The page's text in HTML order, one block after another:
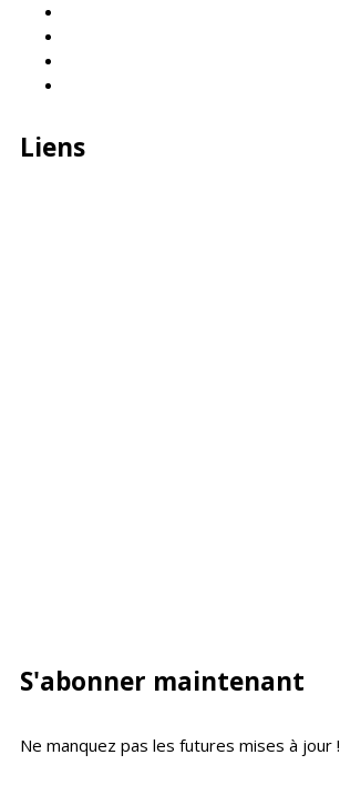
Liens
S'abonner maintenant
Ne manquez pas les futures mises à jour !